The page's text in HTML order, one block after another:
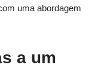
uma abordagem
a um